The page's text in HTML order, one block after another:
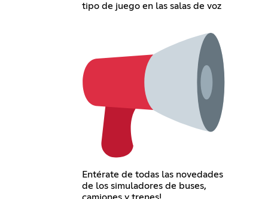
tipo de juego en las salas de voz
Entérate de todas las novedades
de los simuladores de buses,